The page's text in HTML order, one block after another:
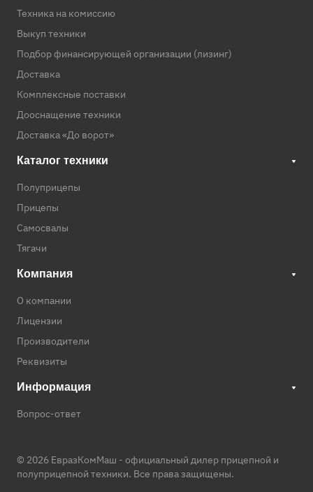
Техника на комиссию
Выкуп техники
Подбор финансирующей организации (лизинг)
Доставка
Комплексные поставки
Дооснащение техники
Доставка «До ворот»
Каталог техники
Полуприцепы
Прицепы
Самосвалы
Тягачи
Компания
О компании
Лицензии
Производители
Реквизиты
Информация
Вопрос-ответ
© 2026 ЕвразКомМаш - официальный дилер прицепной и
полуприцепной техники. Все права защищены.